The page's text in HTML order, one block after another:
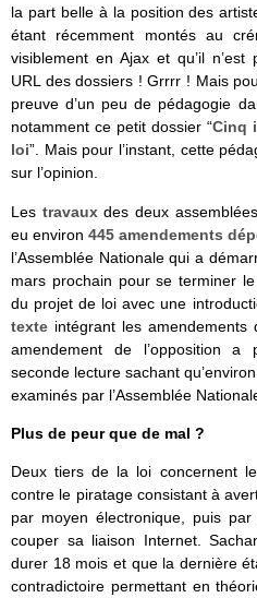
la part belle à la position des
étant récemment montés au
visiblement en Ajax et qu’il
URL des dossiers ! Grrrr ! Mais
preuve d’un peu de pédagogie
notamment ce petit dossier “Cinq
loi”. Mais pour l’instant, cette
sur l’opinion.
Les travauxdes deux
eu environ445 amendements
l’Assemblée Nationale qui a
mars prochain pour se terminer
du projet de loi avec une
texte intégrant les
amendement de l’opposition a
seconde lecture sachant
examinés par l’Assemblée
Plus de peur que de mal ?
Deux tiers de la loi concernent
contre le piratage consistant à
par moyen électronique, puis
couper sa liaison Internet.
durer 18 mois et que la dernière
contradictoire permettant en